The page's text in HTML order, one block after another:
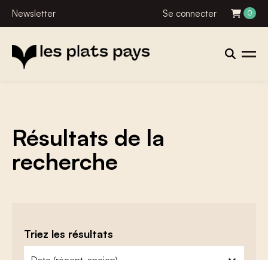
Newsletter Se connecter 0
Résultats de la
recherche
Triez les résultats
zoeken - sorteer
trier le contenu